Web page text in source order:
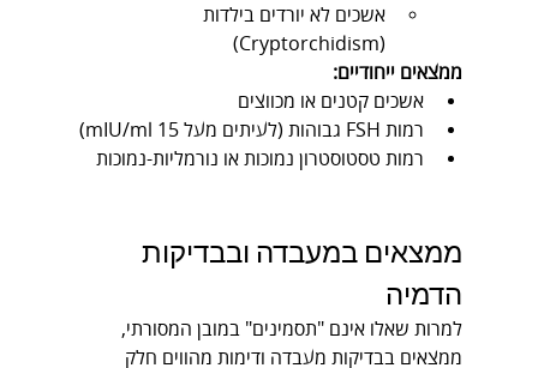
אשכים לא יורדים בילדות
(Cryptorchidism)
ממצאים ייחודיים:
אשכים קטנים או מכווצים
רמות FSH גבוהות (לעיתים מעל 15 mIU/ml)
רמות טסטוסטרון נמוכות או נורמליות-נמוכות
ממצאים במעבדה ובבדיקות
הדמיה
למרות שאלו אינם "תסמינים" במובן המסורתי,
ממצאים בבדיקות מעבדה ודימות מהווים חלק